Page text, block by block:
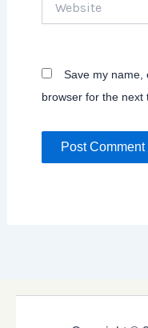
Save my name,
browser for the next